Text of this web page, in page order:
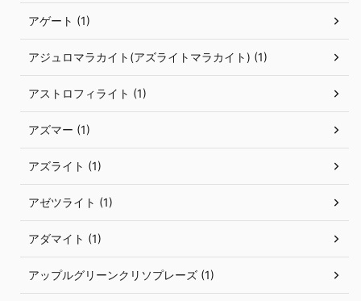
アゲート (1)
アジュロマラカイト(アズライトマラカイト) (1)
アストロフィライト (1)
アズマー (1)
アズライト (1)
アゼツライト (1)
アダマイト (1)
アップルグリーンクリソプレーズ (1)